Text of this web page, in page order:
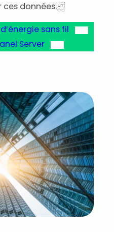
ces données.
sans fil
Server